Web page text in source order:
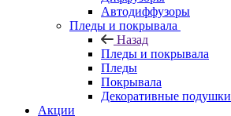
Автодиффузоры
Пледы и покрывала
Назад
Пледы и покрывала
Пледы
Покрывала
Декоративные подушки
Акции